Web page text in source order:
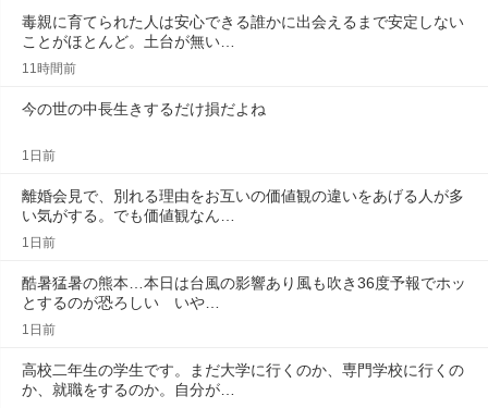
毒親に育てられた人は安心できる誰かに出会えるまで安定しない
ことがほとんど。土台が無い…
11時間前
今の世の中長生きするだけ損だよね
1日前
離婚会見で、別れる理由をお互いの価値観の違いをあげる人が多
い気がする。でも価値観なん…
1日前
酷暑猛暑の熊本…本日は台風の影響あり風も吹き36度予報でホッ
とするのが恐ろしい　いや…
1日前
高校二年生の学生です。まだ大学に行くのか、専門学校に行くの
か、就職をするのか。自分が…